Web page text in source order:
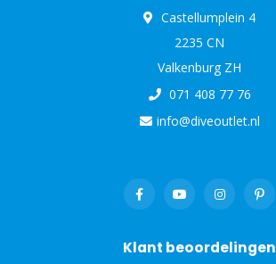
Castellumplein 4
2235 CN
Valkenburg ZH
071 408 77 76
info@diveoutlet.nl
Klant beoordelingen